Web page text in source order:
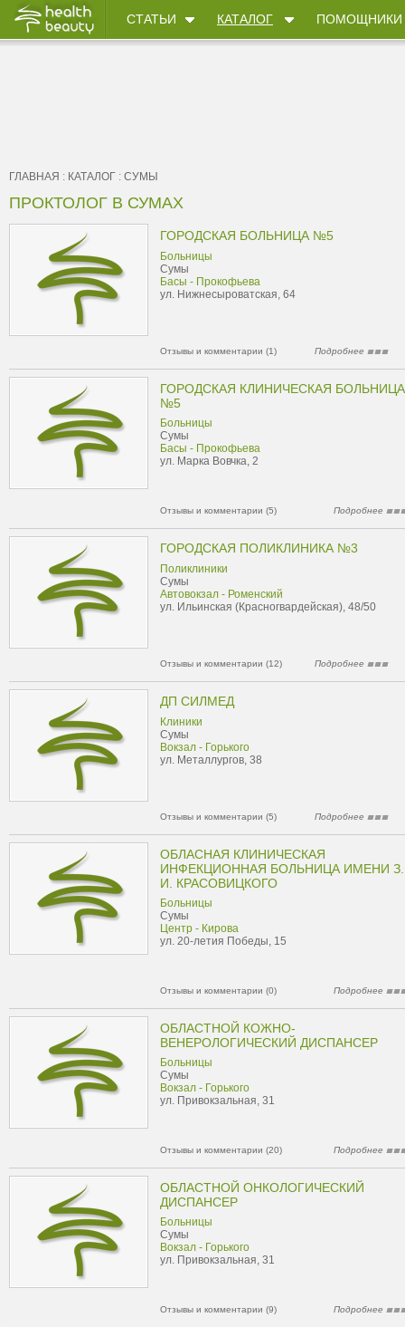
СТАТЬИ КАТАЛОГ ПОМОЩНИКИ
ГЛАВНАЯ : КАТАЛОГ : СУМЫ
ПРОКТОЛОГ В СУМАХ
ГОРОДСКАЯ БОЛЬНИЦА №5
Больницы
Сумы
Басы - Прокофьева
ул. Нижнесыроватская, 64
Отзывы и комментарии (1) Подробнее
ГОРОДСКАЯ КЛИНИЧЕСКАЯ БОЛЬНИЦА
№5
Больницы
Сумы
Басы - Прокофьева
ул. Марка Вовчка, 2
Отзывы и комментарии (5) Подробнее
ГОРОДСКАЯ ПОЛИКЛИНИКА №3
Поликлиники
Сумы
Автовокзал - Роменский
ул. Ильинская (Красногвардейская), 48/50
Отзывы и комментарии (12) Подробнее
ДП СИЛМЕД
Клиники
Сумы
Вокзал - Горького
ул. Металлургов, 38
Отзывы и комментарии (5) Подробнее
ОБЛАСНАЯ КЛИНИЧЕСКАЯ
ИНФЕКЦИОННАЯ БОЛЬНИЦА ИМЕНИ З.
И. КРАСОВИЦКОГО
Больницы
Сумы
Центр - Кирова
ул. 20-летия Победы, 15
Отзывы и комментарии (0) Подробнее
ОБЛАСТНОЙ КОЖНО-
ВЕНЕРОЛОГИЧЕСКИЙ ДИСПАНСЕР
Больницы
Сумы
Вокзал - Горького
ул. Привокзальная, 31
Отзывы и комментарии (20) Подробнее
ОБЛАСТНОЙ ОНКОЛОГИЧЕСКИЙ
ДИСПАНСЕР
Больницы
Сумы
Вокзал - Горького
ул. Привокзальная, 31
Отзывы и комментарии (9) Подробнее